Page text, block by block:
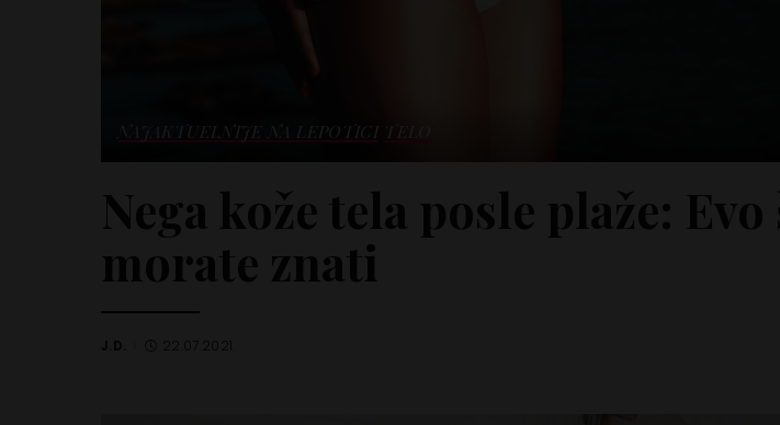
NAJAKTUELNIJE NA LEPOTICI
Nega kože tela posle plaže: Evo
morate znati
Posted
J.D.